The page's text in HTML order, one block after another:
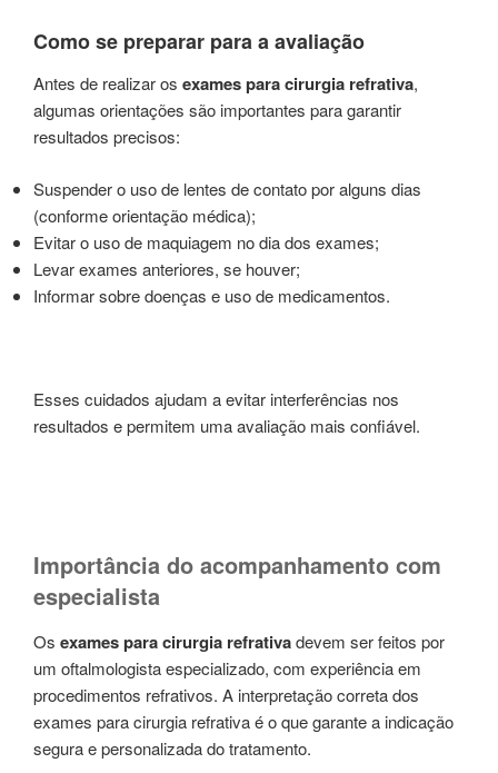
Como se preparar para a avaliação
Antes de realizar os exames para cirurgia refrativa,
algumas orientações são importantes para garantir
resultados precisos:
Suspender o uso de lentes de contato por alguns dias
(conforme orientação médica);
Evitar o uso de maquiagem no dia dos exames;
Levar exames anteriores, se houver;
Informar sobre doenças e uso de medicamentos.
Esses cuidados ajudam a evitar interferências nos
resultados e permitem uma avaliação mais confiável.
Importância do acompanhamento com
especialista
Os exames para cirurgia refrativadevem ser feitos por
um oftalmologista especializado, com experiência em
procedimentos refrativos. A interpretação correta dos
exames para cirurgia refrativa é o que garante a indicação
segura e personalizada do tratamento.